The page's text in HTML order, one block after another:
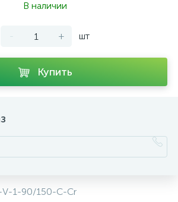
В наличии
- + шт
Купить
V-1-90/150-C-Cr